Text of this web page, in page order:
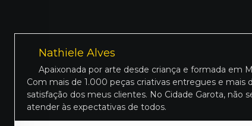
Nathiele Alves
Apaixonada por arte desde criança e formada em
Com mais de 1.000 peças criativas entregues e
satisfação dos meus clientes. No Cidade Garota,
atender às expectativas de todos.